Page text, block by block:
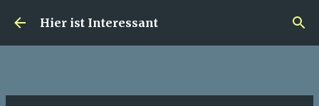
Direkt zum Hauptbereich
Hier ist Interessant